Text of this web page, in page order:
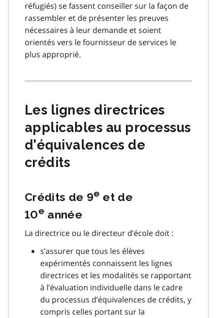
réfugiés) se fassent conseiller sur la façon de
rassembler et de présenter les preuves
nécessaires à leur demande et soient
orientés vers le fournisseur de services le
plus approprié.
Les lignes directrices
applicables au processus
d’équivalences de
crédits
Crédits de 9e et de
10e année
La directrice ou le directeur d’école doit :
s’assurer que tous les élèves
expérimentés connaissent les lignes
directrices et les modalités se rapportant
à l’évaluation individuelle dans le cadre
du processus d’équivalences de crédits, y
compris celles portant sur la